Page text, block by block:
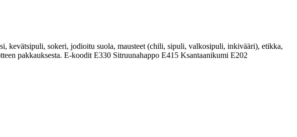
kevätsipuli, sokeri, jodioitu suola, mausteet (chili, sipuli, valkosipuli, inkivääri), etikka,
pakkauksesta. E-koodit E330 Sitruunahappo E415 Ksantaanikumi E202